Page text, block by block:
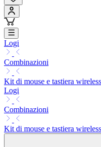
Logi
Combinazioni
Kit di mouse e tastiera
Logi
Combinazioni
Kit di mouse e tastiera